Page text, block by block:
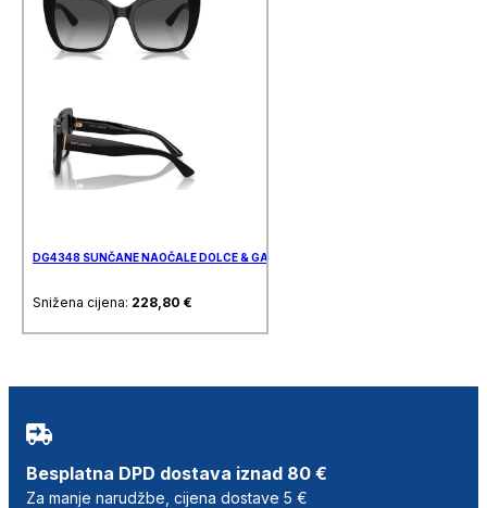
DG4348 SUNČANE NAOČALE DOLCE & GABBANA
Snižena cijena: 228,80 €
Besplatna DPD dostava iznad 80 €
Za manje narudžbe, cijena dostave 5 €